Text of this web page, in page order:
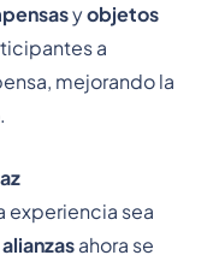
yobjetos
a
mejorando la
experiencia sea
ahora se